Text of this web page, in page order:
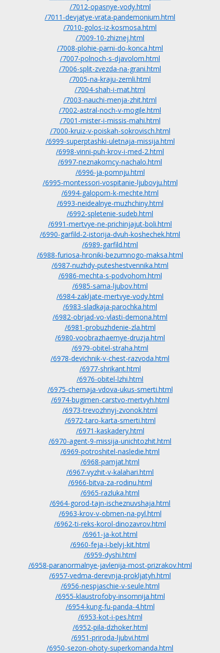
/7012-opasnye-vody.html
/7011-devjatye-vrata-pandemonium.html
/7010-golos-iz-kosmosa.html
/7009-10-zhiznej.html
/7008-plohie-parni-do-konca.html
/7007-polnoch-s-djavolom.html
/7006-split-zvezda-na-grani.html
/7005-na-kraju-zemli.html
/7004-shah-i-mat.html
/7003-nauchi-menja-zhit.html
/7002-astral-noch-v-mogile.html
/7001-mister-i-missis-mahi.html
/7000-kruiz-v-poiskah-sokrovisch.html
/6999-superptashki-uletnaja-missija.html
/6998-vinni-puh-krov-i-med-2.html
/6997-neznakomcy-nachalo.html
/6996-ja-pomnju.html
/6995-montessori-vospitanie-ljubovju.html
/6994-galopom-k-mechte.html
/6993-neidealnye-muzhchiny.html
/6992-spletenie-sudeb.html
/6991-mertvye-ne-prichinjajut-boli.html
/6990-garfild-2-istorija-dvuh-koshechek.html
/6989-garfild.html
/6988-furiosa-hroniki-bezumnogo-maksa.html
/6987-nuzhdy-puteshestvennika.html
/6986-mechta-s-podvohom.html
/6985-sama-ljubov.html
/6984-zakljate-mertvye-vody.html
/6983-sladkaja-parochka.html
/6982-obrjad-vo-vlasti-demona.html
/6981-probuzhdenie-zla.html
/6980-voobrazhaemye-druzja.html
/6979-obitel-straha.html
/6978-devichnik-v-chest-razvoda.html
/6977-shrikant.html
/6976-obitel-lzhi.html
/6975-chernaja-vdova-ukus-smerti.html
/6974-bugimen-carstvo-mertvyh.html
/6973-trevozhnyj-zvonok.html
/6972-taro-karta-smerti.html
/6971-kaskadery.html
/6970-agent-9-missija-unichtozhit.html
/6969-potroshitel-nasledie.html
/6968-pamjat.html
/6967-vyzhit-v-kalahari.html
/6966-bitva-za-rodinu.html
/6965-razluka.html
/6964-gorod-tajn-ischeznuvshaja.html
/6963-krov-v-obmen-na-pyl.html
/6962-ti-reks-korol-dinozavrov.html
/6961-ja-kot.html
/6960-feja-i-belyj-kit.html
/6959-dyshi.html
/6958-paranormalnye-javlenija-most-prizrakov.html
/6957-vedma-derevnja-prokljatyh.html
/6956-nespjaschie-v-seule.html
/6955-klaustrofoby-insomnija.html
/6954-kung-fu-panda-4.html
/6953-kot-i-pes.html
/6952-pila-dzhoker.html
/6951-priroda-ljubvi.html
/6950-sezon-ohoty-superkomanda.html